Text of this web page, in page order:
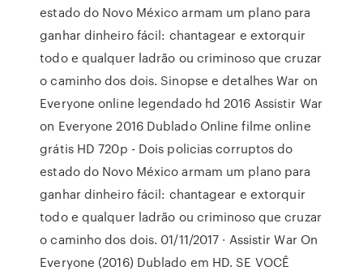
estado do Novo México armam um plano para
ganhar dinheiro fácil: chantagear e extorquir
todo e qualquer ladrão ou criminoso que cruzar
o caminho dos dois. Sinopse e detalhes War on
Everyone online legendado hd 2016 Assistir War
on Everyone 2016 Dublado Online filme online
grátis HD 720p - Dois policias corruptos do
estado do Novo México armam um plano para
ganhar dinheiro fácil: chantagear e extorquir
todo e qualquer ladrão ou criminoso que cruzar
o caminho dos dois. 01/11/2017 · Assistir War On
Everyone (2016) Dublado em HD. SE VOCÊ